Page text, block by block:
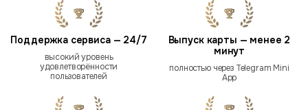
Поддержка сервиса — 24/7
высокий уровень
удовлетворённости
пользователей
Выпуск карты — менее 2
минут
полностью через Telegram Mini
App